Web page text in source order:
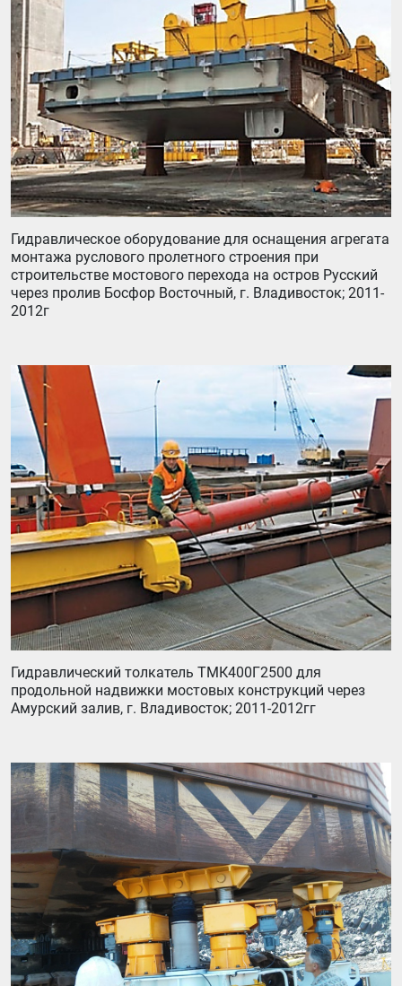
Гидравлическое оборудование для оснащения агрегата
монтажа руслового пролетного строения при
строительстве мостового перехода на остров Русский
через пролив Босфор Восточный, г. Владивосток; 2011-
2012г
Гидравлический толкатель ТМК400Г2500 для
продольной надвижки мостовых конструкций через
Амурский залив, г. Владивосток; 2011-2012гг